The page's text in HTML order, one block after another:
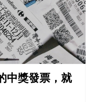
中獎發票，就